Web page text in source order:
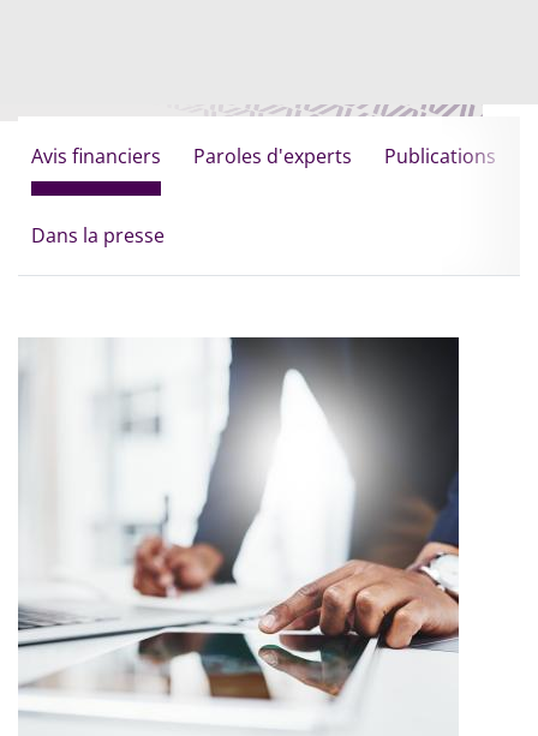
Avis financiers Paroles d'experts Publications
Dans la presse